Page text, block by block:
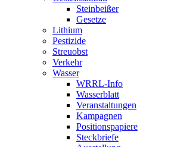
Steinbeißer
Gesetze
Lithium
Pestizide
Streuobst
Verkehr
Wasser
WRRL-Info
Wasserblatt
Veranstaltungen
Kampagnen
Positionspapiere
Steckbriefe